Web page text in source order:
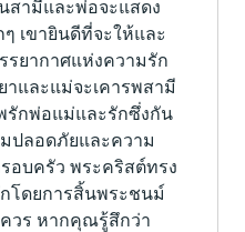
สามีและพ่อจะแสดง
เขายินดีที่จะให้และ
รยากาศแห่งความรัก
และแม่จะเคารพสามี
รักพ่อแม่และรักซึ่งกัน
ปลอดภัยและความ
อบครัว พระคริสต์ทรง
โดยการสิ้นพระชนม์
วร หากคุณรู้สึกว่า